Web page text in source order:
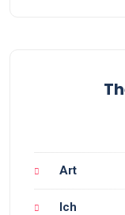
Art
Ich